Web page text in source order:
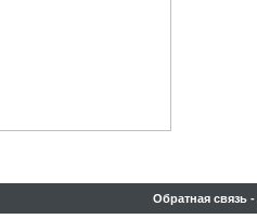
Обратная связь -